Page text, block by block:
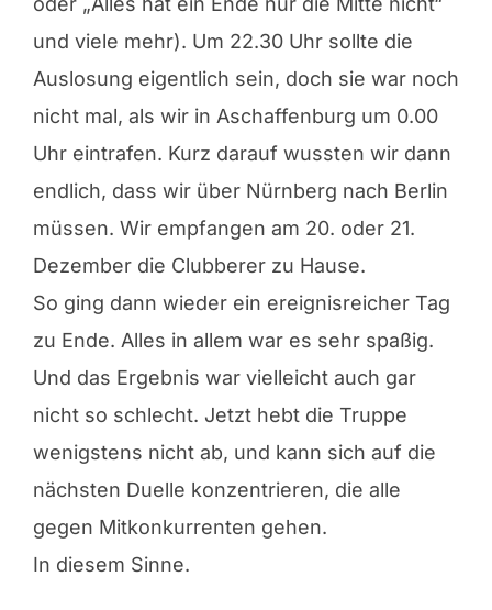
und viele mehr). Um 22.30 Uhr sollte die
Auslosung eigentlich sein, doch sie war noch
nicht mal, als wir in Aschaffenburg um 0.00
Uhr eintrafen. Kurz darauf wussten wir dann
endlich, dass wir über Nürnberg nach Berlin
müssen. Wir empfangen am 20. oder 21.
Dezember die Clubberer zu Hause.
So ging dann wieder ein ereignisreicher Tag
zu Ende. Alles in allem war es sehr spaßig.
Und das Ergebnis war vielleicht auch gar
nicht so schlecht. Jetzt hebt die Truppe
wenigstens nicht ab, und kann sich auf die
nächsten Duelle konzentrieren, die alle
gegen Mitkonkurrenten gehen.
In diesem Sinne.